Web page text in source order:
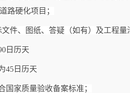
路硬化项目；
文件、图纸、答疑（如有）及工程
日历天
45日历天
国家质量验收备案标准；